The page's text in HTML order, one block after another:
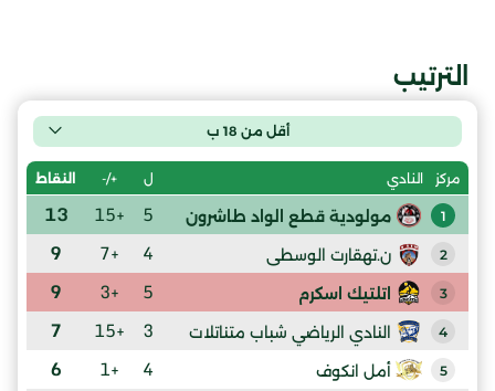
الترتيب
أقل من 18 ب
مركز النادي ل +/- النقاط
1 مولودية قطع الواد طاشرون 5
+15
13
2 ن.تهقارت الوسطى 4
+7
9
3 اتلتيك اسكرم 5
+3
9
4 النادي الرياضي شباب متناتلات 3
+15
7
5 أمل انكوف 4
+1
6